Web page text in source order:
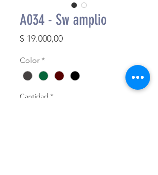
A034 - Sw amplio
$ 19.000,00Precio
Color *
Cantidad *